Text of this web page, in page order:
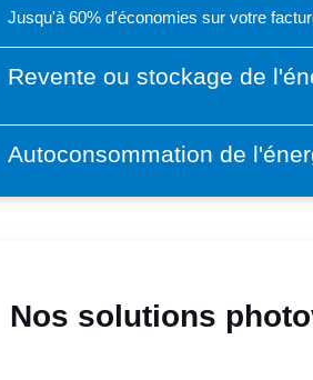
Jusqu'à 60% d'économies sur votre
Revente ou stockage de
Autoconsommation de
Nos solutions